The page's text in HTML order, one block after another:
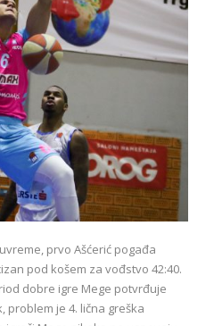
prvo Ašćerić pogađa
pod košem za vođstvo 42:40.
dobre igre Mege potvrđuje
problem je 4. lična greška